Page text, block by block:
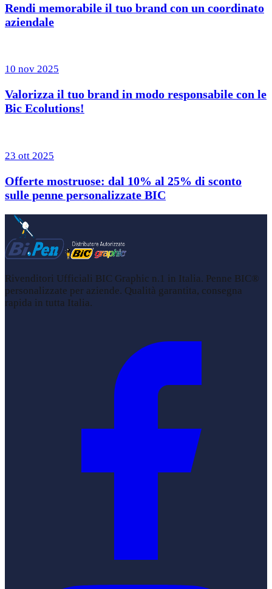
Rendi memorabile il tuo brand con un coordinato
aziendale
10 nov 2025
Valorizza il tuo brand in modo responsabile con le
Bic Ecolutions!
23 ott 2025
Offerte mostruose: dal 10% al 25% di sconto
sulle penne personalizzate BIC
Rivenditori Ufficiali BIC Graphic n.1 in Italia. Penne BIC®
personalizzate per aziende. Qualità garantita, consegna
rapida in tutta Italia.